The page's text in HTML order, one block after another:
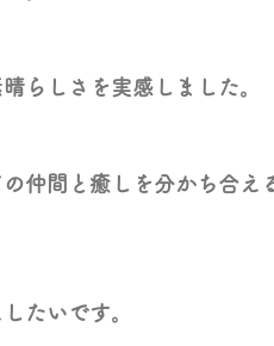
らしさを実感しました。
仲間と癒しを分かち合え
たいです。